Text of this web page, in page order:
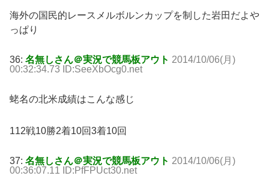
海外の国民的レースメルボルンカップを制した岩田だよや
っぱり
36: 名無しさん＠実況で競馬板アウト 2014/10/06(月)
00:32:34.73 ID:SeeXbOcg0.net
蛯名の北米成績はこんな感じ
112戦10勝2着10回3着10回
37: 名無しさん＠実況で競馬板アウト 2014/10/06(月)
00:36:07.11 ID:PfFPUct30.net